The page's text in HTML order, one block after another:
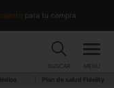
para tu compra
BUSCAR MENU
Plan de salud Fidelity